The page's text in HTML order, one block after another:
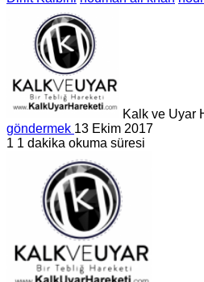
Kalk ve Uyar
göndermek 13 Ekim 2017
1 1 dakika okuma süresi